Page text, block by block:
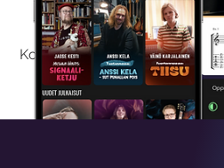
Kokeile
Kokeilemalla ilmaiseksi saat
viikon